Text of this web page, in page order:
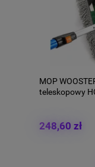
MOP
teleskopowy
248,60 zł